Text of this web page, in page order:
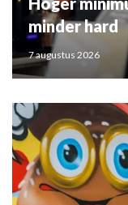
minder hard
7 augustus 2026